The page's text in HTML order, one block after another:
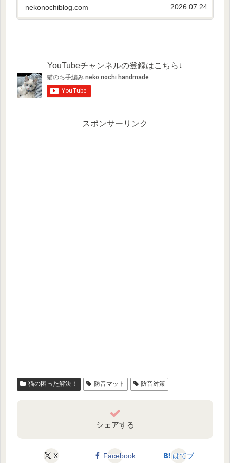
く聞きません…そこは入っちゃダメだよダメっ
て言われると入りたくなるんだよ...
nekonochiblog.com 2026.07.24
YouTubeチャンネルの登録はこちら↓
スポンサーリンク
猫の困った解決！ 防音マット 防音対策
シェアする
X Facebook はてブ